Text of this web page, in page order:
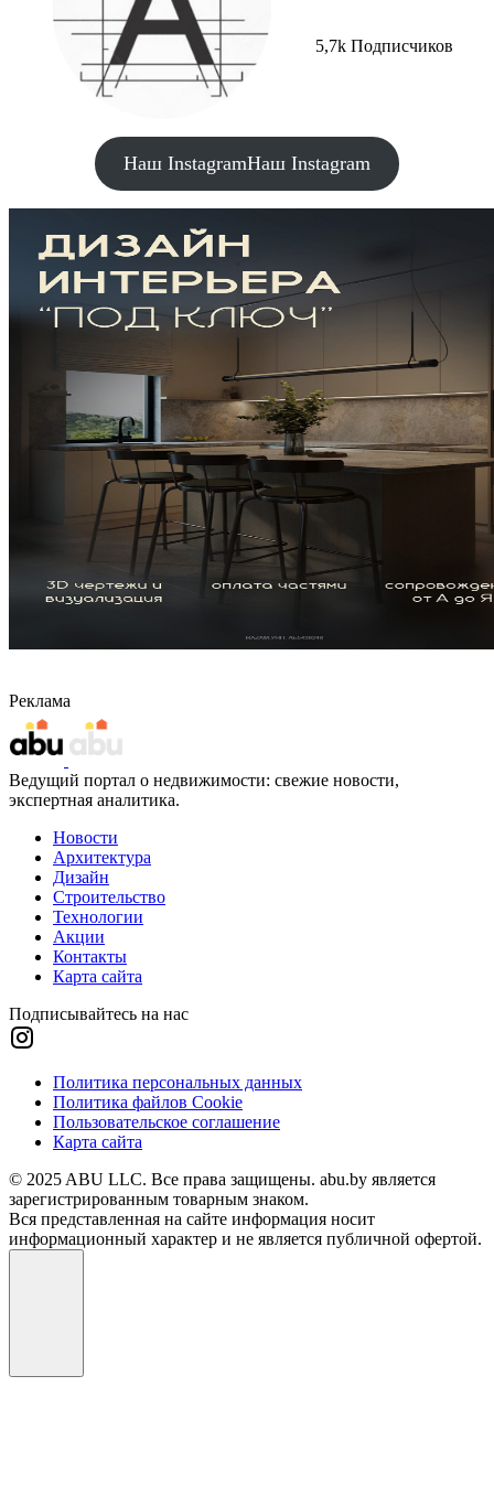
5,7k Подписчиков
Наш InstagramНаш Instagram
Реклама
Ведущий портал о недвижимости: свежие новости,
экспертная аналитика.
Новости
Архитектура
Дизайн
Строительство
Технологии
Акции
Контакты
Карта сайта
Подписывайтесь на нас
Политика персональных данных
Политика файлов Cookie
Пользовательское соглашение
Карта сайта
© 2025 ABU LLC. Все права защищены. abu.by является
зарегистрированным товарным знаком.
Вся представленная на сайте информация носит
информационный характер и не является публичной офертой.